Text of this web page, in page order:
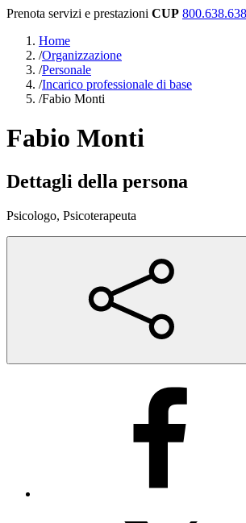
Prenota servizi e prestazioni CUP 800.638.638
Home
/Organizzazione
/Personale
/Incarico professionale di base
/Fabio Monti
Fabio Monti
Dettagli della persona
Psicologo, Psicoterapeuta